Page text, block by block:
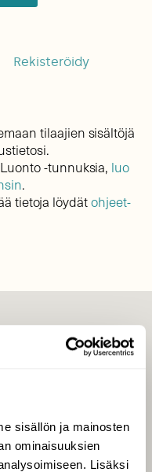
sisällön ja mainosten
ominaisuuksien
Lisäksi
Rekisteröidy
tilaajien sisältöjä
-tunnuksia, luo
.
tietoja löydätohjeet-
digilukuoikeus
parasta juttua
uutiskirje